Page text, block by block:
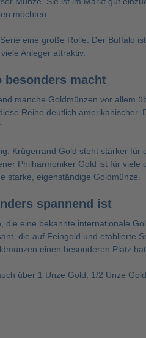
möchten.
eine große Rolle. Der Buffalo
Anleger attraktiv.
besonders macht
manche Goldmünzen vor allem
Reihe deutlich
Krügerrand Gold steht stärker für
Philharmoniker Gold ist für viele
starke, eigenständige Goldmünze.
spannend ist
die eine bekannte internationale
die auf Feingold und etablierte
einen besonderen Platz hat.
über 1 Unze Gold 1/2 Unze Gold